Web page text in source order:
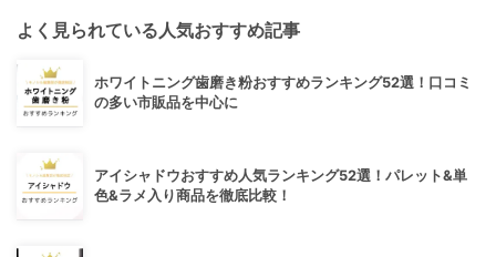
よく見られている人気おすすめ記事
ホワイトニング歯磨き粉おすすめランキング52選！口コミ
の多い市販品を中心に
アイシャドウおすすめ人気ランキング52選！パレット&単
色&ラメ入り商品を徹底比較！